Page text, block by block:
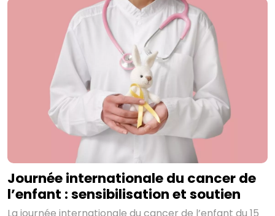
Journée internationale du cancer de
l’enfant : sensibilisation et soutien